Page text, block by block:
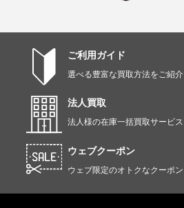
ご利用ガイド
選べる豊富な買取方法をご紹介
法人買取
法人様の在庫一括買取サービス
ウェブクーポン
ウェブ限定のオトクなクーポン